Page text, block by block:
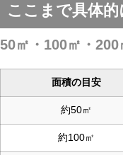
ここまで具体
50㎡・100㎡・
面積の目安
約50㎡
約100㎡